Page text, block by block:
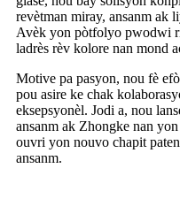
revètman miray, ansanm ak
Avèk yon pòtfolyo pwodwi
ladrès rèv kolore nan mond
Motive pa pasyon, nou fè
pou asire ke chak
eksepsyonèl. Jodi a, nou
ansanm ak Zhongke nan
ouvri yon nouvo chapit
ansanm.